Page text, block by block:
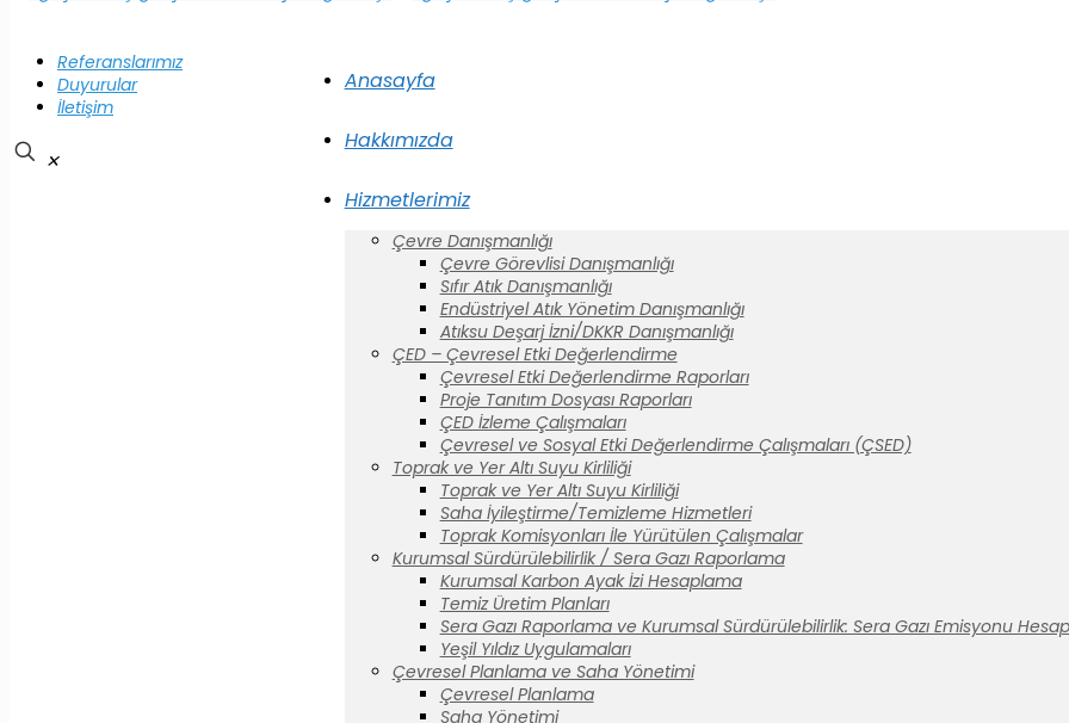
Anasayfa
Hakkımızda
Hizmetlerimiz
Çevre Danışmanlığı
Çevre Görevlisi Danışmanlığı
Sıfır Atık Danışmanlığı
Endüstriyel Atık Yönetim Danışmanlığı
Atıksu Deşarj İzni/DKKR Danışmanlığı
ÇED – Çevresel Etki Değerlendirme
Çevresel Etki Değerlendirme Raporları
Proje Tanıtım Dosyası Raporları
ÇED İzleme Çalışmaları
Çevresel ve Sosyal Etki Değerlendirme Çalışmaları (ÇSED)
Toprak ve Yer Altı Suyu Kirliliği
Toprak ve Yer Altı Suyu Kirliliği
Saha İyileştirme/Temizleme Hizmetleri
Toprak Komisyonları İle Yürütülen Çalışmalar
Kurumsal Sürdürülebilirlik / Sera Gazı Raporlama
Kurumsal Karbon Ayak İzi Hesaplama
Temiz Üretim Planları
Sera Gazı Raporlama ve Kurumsal Sürdürülebilirlik: Sera Gazı Emisyonu
Yeşil Yıldız Uygulamaları
Çevresel Planlama ve Saha Yönetimi
Çevresel Planlama
Saha Yönetimi
Referanslarımız
Duyurular
İletişim
✕